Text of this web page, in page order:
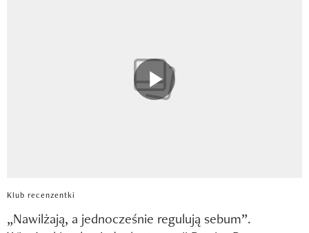
Klub recenzentki
„Nawilżają, a jednocześnie regulują sebum”.